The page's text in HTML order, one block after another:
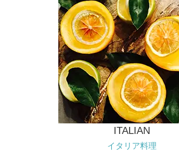
ITALIAN
イタリア料理